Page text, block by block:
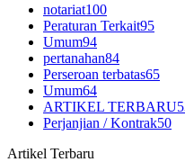
notariat100
Peraturan Terkait95
Umum94
pertanahan84
Perseroan terbatas65
Umum64
ARTIKEL TERBARU
Perjanjian / Kontrak50
Artikel Terbaru